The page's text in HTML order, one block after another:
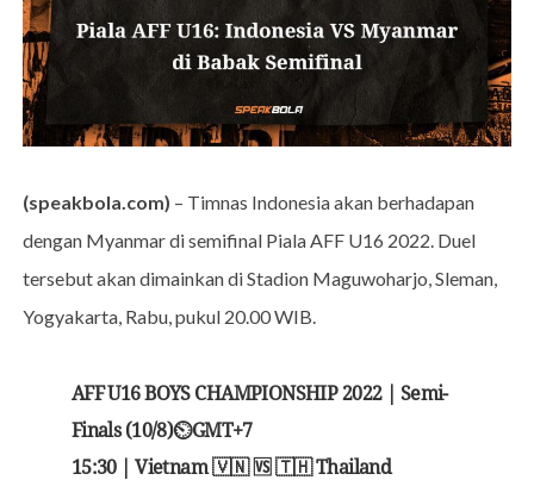
(speakbola.com) – Timnas Indonesia akan berhadapan
dengan Myanmar di semifinal Piala AFF U16 2022. Duel
tersebut akan dimainkan di Stadion Maguwoharjo, Sleman,
Yogyakarta, Rabu, pukul 20.00 WIB.
AFF U16 BOYS CHAMPIONSHIP 2022 | Semi-
Finals (10/8)⏲GMT+7
15:30 | Vietnam 🇻🇳 🆚 🇹🇭 Thailand